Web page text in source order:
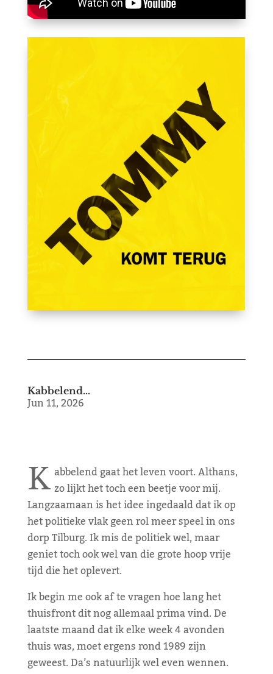
Kabbelend…
Jun 11, 2026
K abbelend gaat het leven voort. Althans,
zo lijkt het toch een beetje voor mij.
Langzaamaan is het idee ingedaald dat ik op
het politieke vlak geen rol meer speel in ons
dorp Tilburg. Ik mis de politiek wel, maar
geniet toch ook wel van die grote hoop vrije
tijd die het oplevert.
Ik begin me ook af te vragen hoe lang het
thuisfront dit nog allemaal prima vind. De
laatste maand dat ik elke week 4 avonden
thuis was, moet ergens rond 1989 zijn
geweest. Da’s natuurlijk wel even wennen.